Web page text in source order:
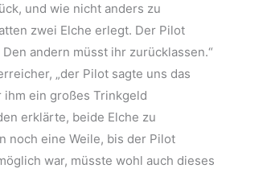
und wie nicht anders zu
zwei Elche erlegt. Der Pilot
andern müsst ihr zurücklassen.“
„der Pilot sagte uns das
ihm ein großes Trinkgeld
erklärte, beide Elche zu
noch eine Weile, bis der Pilot
war, müsste wohl auch dieses